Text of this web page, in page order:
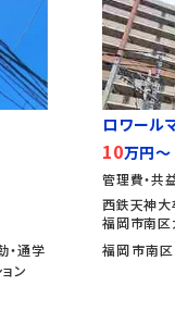
・通学
ン
ロワール
10万円
管理費・
西鉄天神
福岡市南区
福岡市南区